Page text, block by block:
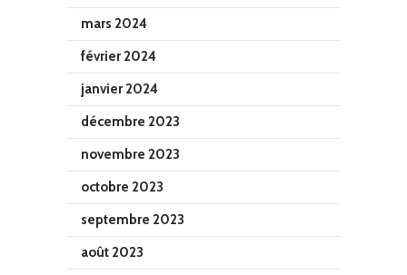
mars 2024
février 2024
janvier 2024
décembre 2023
novembre 2023
octobre 2023
septembre 2023
août 2023